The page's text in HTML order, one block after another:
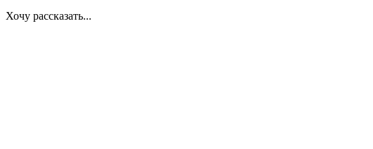
Хочу рассказать...